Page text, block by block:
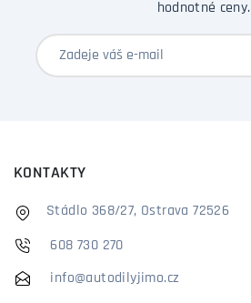
hodnotné ceny.
KONTAKTY
Stádlo 368/27, Ostrava 72526
608 730 270
info@autodilyjimo.cz